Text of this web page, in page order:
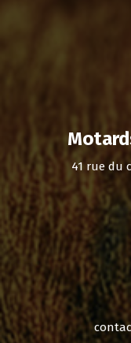
41 rue du